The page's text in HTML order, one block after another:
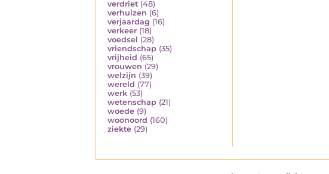
verdriet (48)
verhuizen (6)
verjaardag (16)
verkeer (18)
voedsel (28)
vriendschap (35)
vrijheid (65)
vrouwen (29)
welzijn (39)
wereld (77)
werk (53)
wetenschap (21)
woede (9)
woonoord (160)
ziekte (29)